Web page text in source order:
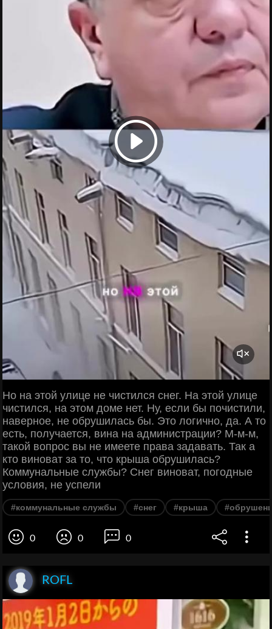
Но на этой улице не чистился снег. На этой улице
чистился, на этом доме нет. Ну, если бы почистили,
наверное, не обрушилась бы. Это логично, да. А то
есть, получается, вина на администрации? М-м-м,
такой вопрос вы не имеете права задавать. Так а
кто виноват за то, что крыша обрушилась?
Коммунальные службы? Снег виноват, погодные
условия, не успели
#коммунальные службы #снег #крыша
0 0 0
ROFL